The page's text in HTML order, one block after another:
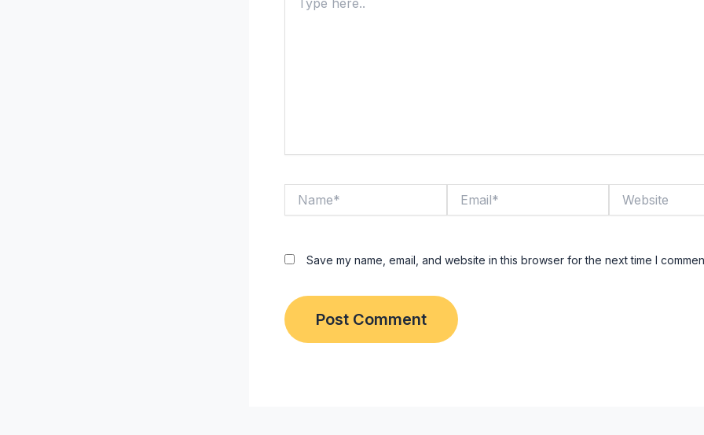
here..
Save my name, email, and website in this browser for the next time I